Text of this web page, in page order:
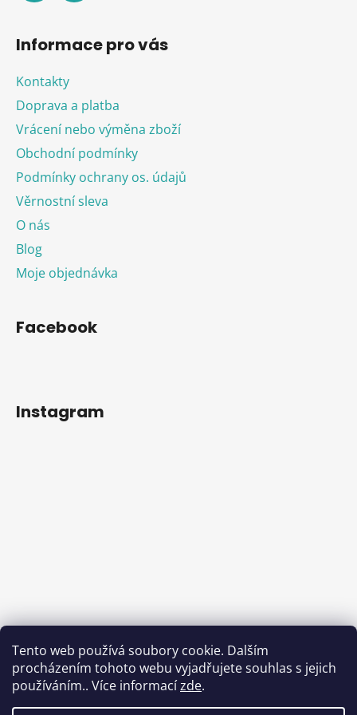
Tento web používá soubory cookie. Dalším
procházením tohoto webu vyjadřujete souhlas s jejich
používáním.. Více informacízde.
Informace pro vás
Kontakty
Doprava a platba
Vrácení nebo výměna zboží
Obchodní podmínky
Podmínky ochrany os. údajů
Věrnostní sleva
O nás
Blog
Moje objednávka
Facebook
Instagram